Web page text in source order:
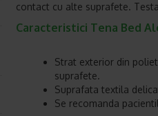
contact cu alte suprafete.
Caracteristici Tena Bed
Strat exterior din
suprafete.
Suprafata textila
Se recomanda